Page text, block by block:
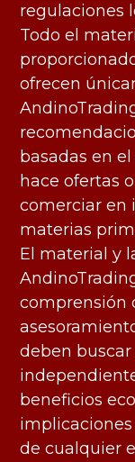
regulaciones
Todo el
ofrecen
basadas en
hace ofertas
comerciar en
materias
El material y
comprensión
deben buscar
beneficios
implicaciones
de cualquier